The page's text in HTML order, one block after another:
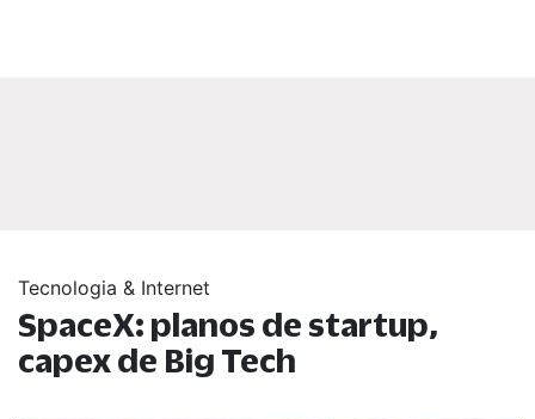
Tecnologia & Internet
SpaceX: planos de startup,
capex de Big Tech